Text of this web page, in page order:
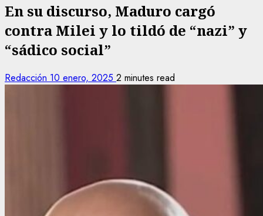
En su discurso, Maduro cargó
contra Milei y lo tildó de “nazi” y
“sádico social”
Redacción 10 enero, 2025 2 minutes read